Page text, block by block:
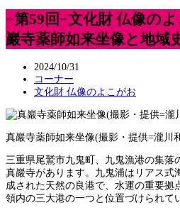
−第59回−文化財 仏像の
巖寺薬師如来坐像と地域
2024/10/31
コーナー
文化財 仏像のよこがお
真巖寺薬師如来坐像(撮影・提供=瀧川
三重県尾鷲市九鬼町、九鬼漁港の集落
真巖寺があります。九鬼浦はリアス式
成された天然の良港で、水運の重要拠
領内の三大港の一つと位置づけられて